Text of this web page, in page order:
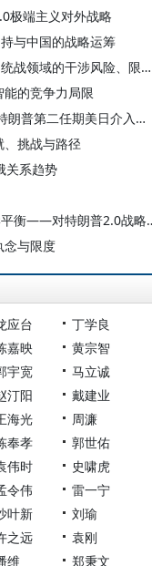
极端主义对外战略
与中国的战略运筹
王京菁 林华山：特朗普2.0时期美国对中国统战领域的干涉风险、限度与应对
的竞争力局限
洪云鑫 华浩男 孙太一：“迈向战略清晰”？特朗普第二任期美日介入台海态势的逻辑
挑战与路径
关系趋势
李义虎：西半球、“大号
念与限度
应台
丁学良
嘉映
黄宗智
宇宽
马立诚
汀阳
戴建业
海光
周濂
奉孝
郭世佑
伟时
史啸虎
令伟
雷一宁
叶新
刘瑜
之远
袁刚
维 郑秉文